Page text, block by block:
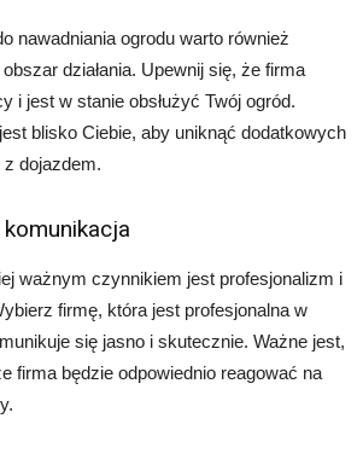
nawadniania ogrodu warto również
działania. Upewnij się, że firma
i jest w stanie obsłużyć Twój ogród.
blisko Ciebie, aby uniknąć dodatkowych
dojazdem.
ważnym czynnikiem jest profesjonalizm i
firmę, która jest profesjonalna w
się jasno i skutecznie. Ważne jest,
firma będzie odpowiednio reagować na